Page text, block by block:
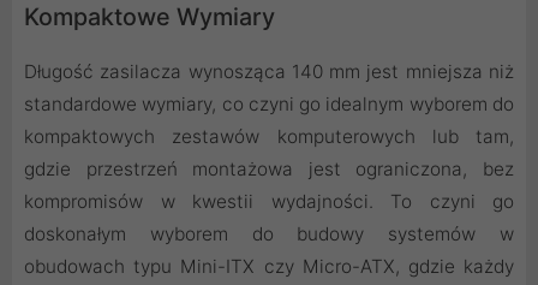
Kompaktowe Wymiary
Długość zasilacza wynosząca 140 mm jest mniejsza niż
standardowe wymiary, co czyni go idealnym wyborem do
kompaktowych zestawów komputerowych lub tam,
gdzie przestrzeń montażowa jest ograniczona, bez
kompromisów w kwestii wydajności. To czyni go
doskonałym wyborem do budowy systemów w
obudowach typu Mini-ITX czy Micro-ATX, gdzie każdy